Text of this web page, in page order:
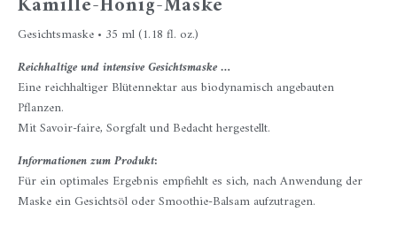
Gesichtsmaske • 35 ml (1.18 fl. oz.)
Reichhaltige und intensive Gesichtsmaske …
Eine reichhaltiger Blütennektar aus biodynamisch angebauten
Pflanzen.
Mit Savoir-faire, Sorgfalt und Bedacht hergestellt.
Informationen zum Produkt:
Für ein optimales Ergebnis empfiehlt es sich, nach Anwendung der
Maske ein Gesichtsöl oder Smoothie-Balsam aufzutragen.